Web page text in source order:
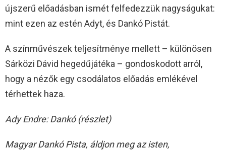
újszerű előadásban ismét felfedezzük nagyságukat:
mint ezen az estén Adyt, és Dankó Pistát.
A színművészek teljesítménye mellett – különösen
Sárközi Dávid hegedűjátéka – gondoskodott arról,
hogy a nézők egy csodálatos előadás emlékével
térhettek haza.
Ady Endre: Dankó (részlet)
Magyar Dankó Pista, áldjon meg az isten,